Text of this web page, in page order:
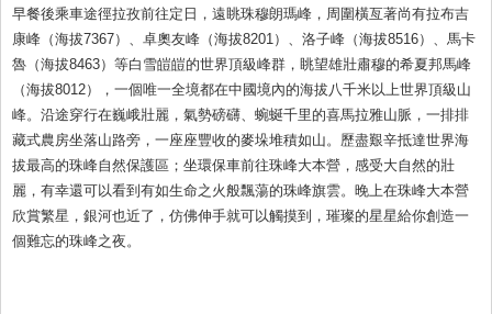
早餐後乘車途徑拉孜前往定日，遠眺珠穆朗瑪峰，周圍橫亙著尚有拉布吉
康峰（海拔7367）、卓奧友峰（海拔8201）、洛子峰（海拔8516）、馬卡
魯（海拔8463）等白雪皚皚的世界頂級峰群，眺望雄壯肅穆的希夏邦馬峰
（海拔8012），一個唯一全境都在中國境內的海拔八千米以上世界頂級山
峰。沿途穿行在巍峨壯麗，氣勢磅礴、蜿蜒千里的喜馬拉雅山脈，一排排
藏式農房坐落山路旁，一座座豐收的麥垛堆積如山。歷盡艱辛抵達世界海
拔最高的珠峰自然保護區；坐環保車前往珠峰大本營，感受大自然的壯
麗，有幸還可以看到有如生命之火般飄蕩的珠峰旗雲。晚上在珠峰大本營
欣賞繁星，銀河也近了，仿佛伸手就可以觸摸到，璀璨的星星給你創造一
個難忘的珠峰之夜。